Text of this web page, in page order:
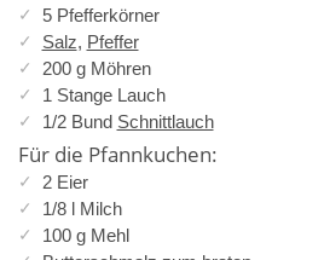
5 Pfefferkörner
Salz, Pfeffer
200 g Möhren
1 Stange Lauch
1/2 Bund Schnittlauch
Für die Pfannkuchen:
2 Eier
1/8 l Milch
100 g Mehl